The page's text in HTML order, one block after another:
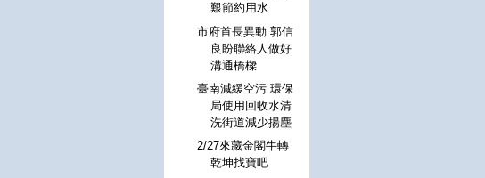
艱節約用水
市府首長異動 郭信
良盼聯絡人做好
溝通橋樑
臺南減緩空污 環保
局使用回收水清
洗街道減少揚塵
2/27來藏金閣牛轉
乾坤找寶吧